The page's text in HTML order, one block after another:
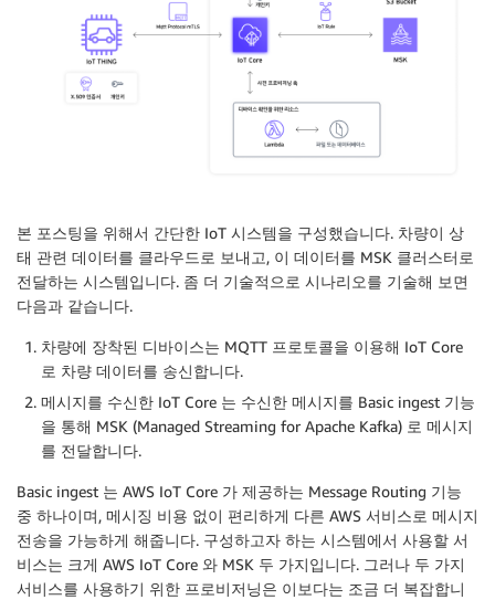
본 포스팅을 위해서 간단한 IoT 시스템을 구성했습니다. 차량이 상
태 관련 데이터를 클라우드로 보내고, 이 데이터를 MSK 클러스터로
전달하는 시스템입니다. 좀 더 기술적으로 시나리오를 기술해 보면
다음과 같습니다.
차량에 장착된 디바이스는 MQTT 프로토콜을 이용해 IoT Core
로 차량 데이터를 송신합니다.
메시지를 수신한 IoT Core 는 수신한 메시지를 Basic ingest 기능
을 통해 MSK (Managed Streaming for Apache Kafka) 로 메시지
를 전달합니다.
Basic ingest 는 AWS IoT Core 가 제공하는 Message Routing 기능
중 하나이며, 메시징 비용 없이 편리하게 다른 AWS 서비스로 메시지
전송을 가능하게 해줍니다. 구성하고자 하는 시스템에서 사용할 서
비스는 크게 AWS IoT Core 와 MSK 두 가지입니다. 그러나 두 가지
서비스를 사용하기 위한 프로비저닝은 이보다는 조금 더 복잡합니